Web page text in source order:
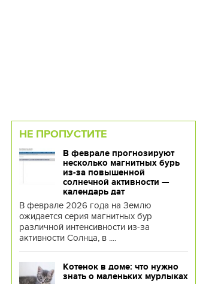
НЕ ПРОПУСТИТЕ
В феврале прогнозируют
несколько магнитных бурь
из-за повышенной
солнечной активности —
календарь дат
В феврале 2026 года на Землю
ожидается серия магнитных бур
различной интенсивности из-за
активности Солнца, в ....
Котенок в доме: что нужно
знать о маленьких мурлыках